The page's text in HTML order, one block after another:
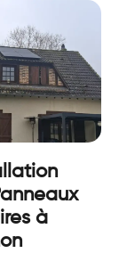
à